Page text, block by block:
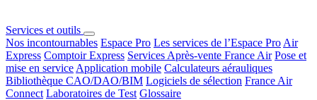
Services et outils
Nos incontournables Espace Pro Les services de l’Espace Pro Air
Express Comptoir Express Services Après-vente France Air Pose et
mise en service Application mobile Calculateurs aérauliques
Bibliothèque CAO/DAO/BIM Logiciels de sélection France Air
Connect Laboratoires de Test Glossaire